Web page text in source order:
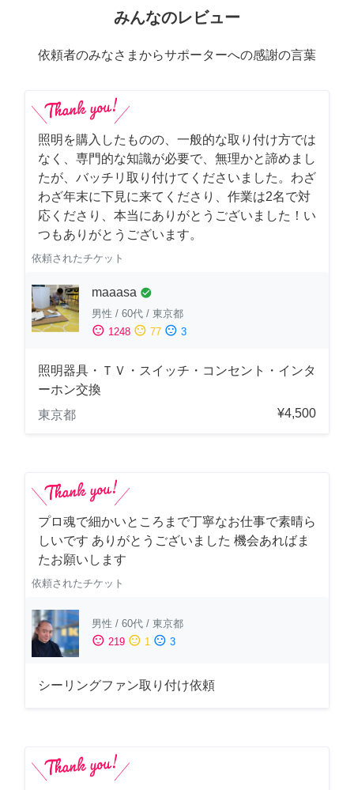
みんなのレビュー
依頼者のみなさまからサポーターへの感謝の言葉
照明を購入したものの、一般的な取り付け方では
なく、専門的な知識が必要で、無理かと諦めまし
たが、バッチリ取り付けてくださいました。わざ
わざ年末に下見に来てくださり、作業は2名で対
応くださり、本当にありがとうございました！い
つもありがとうございます。
依頼されたチケット
maaasa check_circle
男性 / 60代 / 東京都
sentiment_satisfied 1248 sentiment_neutral 77 sentiment_dissatisfied 3
照明器具・ＴＶ・スイッチ・コンセント・インタ
ーホン交換
東京都
¥4,500
プロ魂で細かいところまで丁寧なお仕事で素晴ら
しいです ありがとうございました 機会あればま
たお願いします
依頼されたチケット
男性 / 60代 / 東京都
sentiment_satisfied 219 sentiment_neutral 1 sentiment_dissatisfied 3
シーリングファン取り付け依頼